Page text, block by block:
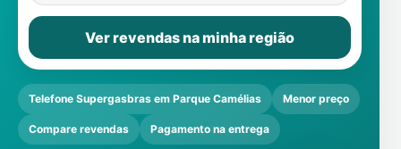
Ver revendas na minha região
Telefone Supergasbras em Parque Camélias Menor preço
Compare revendas Pagamento na entrega